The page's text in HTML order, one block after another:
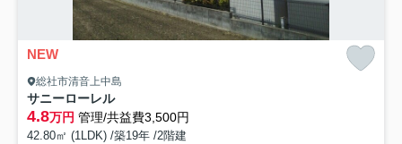
NEW
総社市清音上中島
サニーローレル
4.8万円 管理/共益費3,500円
42.80㎡ (1LDK) /築19年 /2階建